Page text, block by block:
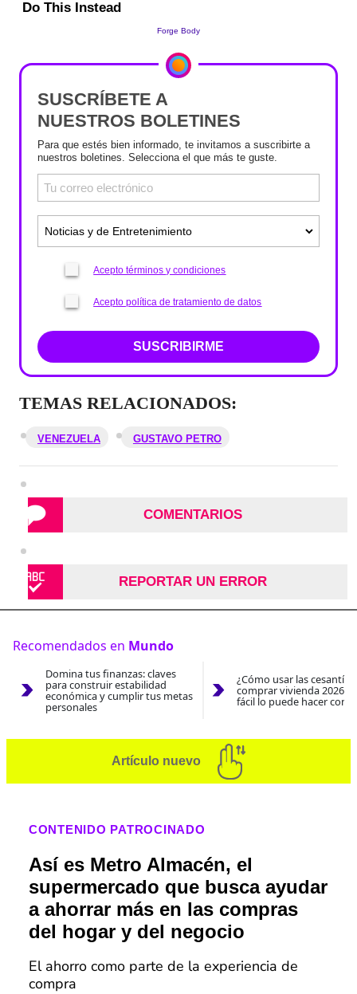
SUSCRÍBETE A
NUESTROS BOLETINES
Para que estés bien informado, te invitamos a suscribirte a
nuestros boletines. Selecciona el que más te guste.
Acepto términos y condiciones
Acepto política de tratamiento de datos
SUSCRIBIRME
TEMAS RELACIONADOS:
VENEZUELA GUSTAVO PETRO
COMENTARIOS
REPORTAR UN ERROR
Recomendados en Mundo
Domina tus finanzas: claves
para construir estabilidad
económica y cumplir tus metas
personales
¿Cómo usar las
comprar vivienda 2026?
fácil lo puede hacer con
Artículo nuevo
CONTENIDO PATROCINADO
Así es Metro Almacén, el
supermercado que busca ayudar
a ahorrar más en las compras
del hogar y del negocio
El ahorro como parte de la experiencia de
compra